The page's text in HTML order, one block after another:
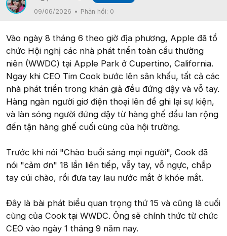
09/06/2026
Phản hồi: 0
Vào ngày 8 tháng 6 theo giờ địa phương, Apple đã tổ
chức Hội nghị các nhà phát triển toàn cầu thường
niên (WWDC) tại Apple Park ở Cupertino, California.
Ngay khi CEO Tim Cook bước lên sân khấu, tất cả các
nhà phát triển trong khán giả đều đứng dậy và vỗ tay.
Hàng ngàn người giơ điện thoại lên để ghi lại sự kiện,
và làn sóng người đứng dậy từ hàng ghế đầu lan rộng
đến tận hàng ghế cuối cùng của hội trường.
Trước khi nói "Chào buổi sáng mọi người", Cook đã
nói "cảm ơn" 18 lần liên tiếp, vẫy tay, vỗ ngực, chắp
tay cúi chào, rồi đưa tay lau nước mắt ở khóe mắt.
Đây là bài phát biểu quan trọng thứ 15 và cũng là cuối
cùng của Cook tại WWDC. Ông sẽ chính thức từ chức
CEO vào ngày 1 tháng 9 năm nay.